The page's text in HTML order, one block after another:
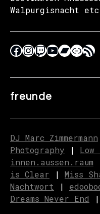
Walpurgisnacht
freunde
DJ Marc Zimmermann
Photography |
innen.aussen.raum
is Clear | Miss
Nachtwort |
Dreams Never End |